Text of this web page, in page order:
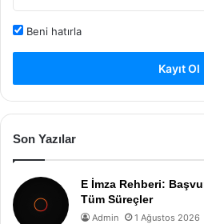
Beni hatırla
Kayıt Ol
Son Yazılar
E İmza Rehberi:
Tüm Süreçler
Admin 1 Ağustos 2026